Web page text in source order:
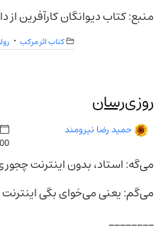
منبع: کتاب دیوانگان کارآفرین از
کتاب اثر مرکب
روزی‌رسان
حمید رضا نیرومند
می‌گه: استاد، بدون اینترنت
می‌گم: یعنی می‌خوای بگی
________